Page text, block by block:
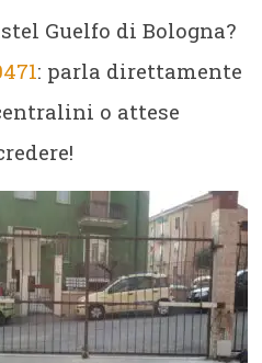
Guelfo di Bologna?
: parla direttamente
o attese